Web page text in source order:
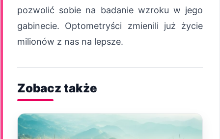
pozwolić sobie na badanie wzroku w jego
gabinecie. Optometryści zmienili już życie
milionów z nas na lepsze.
Zobacz także